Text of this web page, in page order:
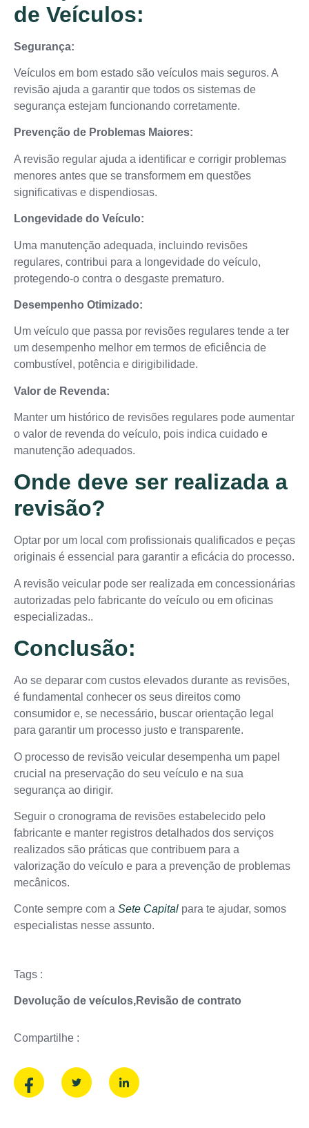
de Veículos:
Segurança:
Veículos em bom estado são veículos mais seguros. A
revisão ajuda a garantir que todos os sistemas de
segurança estejam funcionando corretamente.
Prevenção de Problemas Maiores:
A revisão regular ajuda a identificar e corrigir problemas
menores antes que se transformem em questões
significativas e dispendiosas.
Longevidade do Veículo:
Uma manutenção adequada, incluindo revisões
regulares, contribui para a longevidade do veículo,
protegendo-o contra o desgaste prematuro.
Desempenho Otimizado:
Um veículo que passa por revisões regulares tende a ter
um desempenho melhor em termos de eficiência de
combustível, potência e dirigibilidade.
Valor de Revenda:
Manter um histórico de revisões regulares pode aumentar
o valor de revenda do veículo, pois indica cuidado e
manutenção adequados.
Onde deve ser realizada a
revisão?
Optar por um local com profissionais qualificados e peças
originais é essencial para garantir a eficácia do processo.
A revisão veicular pode ser realizada em concessionárias
autorizadas pelo fabricante do veículo ou em oficinas
especializadas..
Conclusão:
Ao se deparar com custos elevados durante as revisões,
é fundamental conhecer os seus direitos como
consumidor e, se necessário, buscar orientação legal
para garantir um processo justo e transparente.
O processo de revisão veicular desempenha um papel
crucial na preservação do seu veículo e na sua
segurança ao dirigir.
Seguir o cronograma de revisões estabelecido pelo
fabricante e manter registros detalhados dos serviços
realizados são práticas que contribuem para a
valorização do veículo e para a prevenção de problemas
mecânicos.
Conte sempre com a Sete Capital para te ajudar, somos
especialistas nesse assunto.
Tags :
Devolução de veículos,Revisão de contrato
Compartilhe :